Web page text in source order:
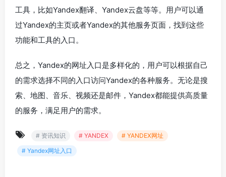
工具，比如Yandex翻译、Yandex云盘等等。用户可以通
过Yandex的主页或者Yandex的其他服务页面，找到这些
功能和工具的入口。
总之，Yandex的网址入口是多样化的，用户可以根据自己
的需求选择不同的入口访问Yandex的各种服务。无论是搜
索、地图、音乐、视频还是邮件，Yandex都能提供高质量
的服务，满足用户的需求。
# 资讯知识 # YANDEX
# YANDEX网址
# Yandex网址入口